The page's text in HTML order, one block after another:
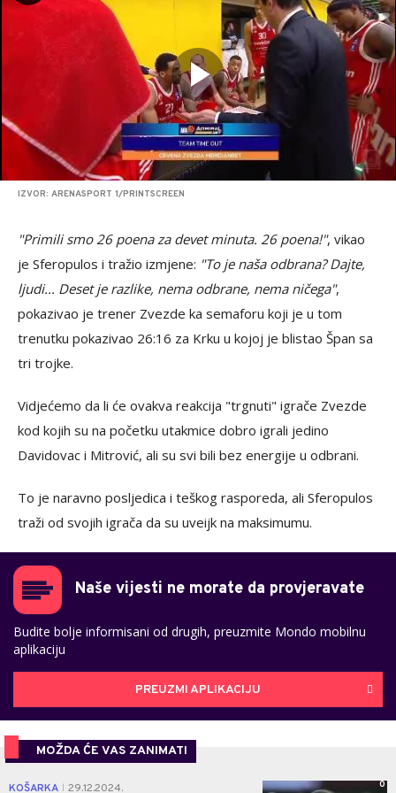
IZVOR: ARENASPORT 1/PRINTSCREEN
"Primili smo 26 poena za devet minuta. 26 poena!", vikao
je Sferopulos i tražio izmjene: "To je naša odbrana? Dajte,
ljudi... Deset je razlike, nema odbrane, nema ničega",
pokazivao je trener Zvezde ka semaforu koji je u tom
trenutku pokazivao 26:16 za Krku u kojoj je blistao Špan sa
tri trojke.
Vidjećemo da li će ovakva reakcija "trgnuti" igrače Zvezde
kod kojih su na početku utakmice dobro igrali jedino
Davidovac i Mitrović, ali su svi bili bez energije u odbrani.
To je naravno posljedica i teškog rasporeda, ali Sferopulos
traži od svojih igrača da su uveijk na maksimumu.
Naše vijesti ne morate da provjeravate
Budite bolje informisani od drugih, preuzmite Mondo mobilnu
aplikaciju
PREUZMI APLIKACIJU
MOŽDA ĆE VAS ZANIMATI
KOŠARKA 29.12.2024. 0